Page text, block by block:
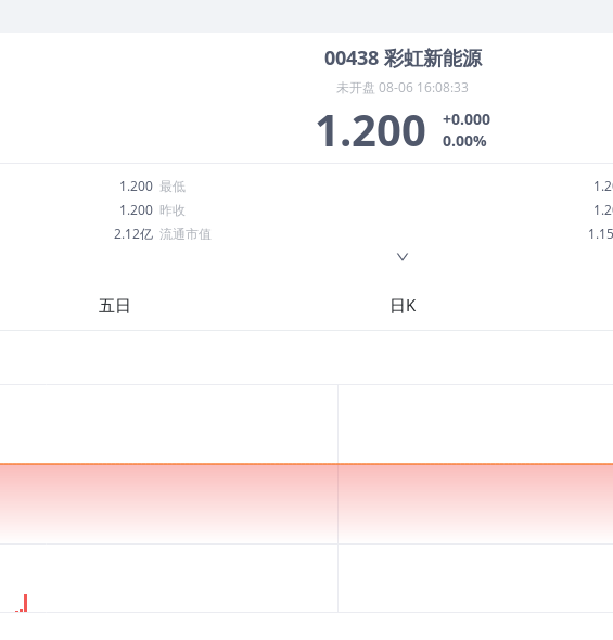
00438 彩虹新能源
未开盘 08-06 16:08:33
1.200
+0.000
0.00%
1.200 最低
1.200 昨收
2.12亿 流通市值
3.150
五日 日K